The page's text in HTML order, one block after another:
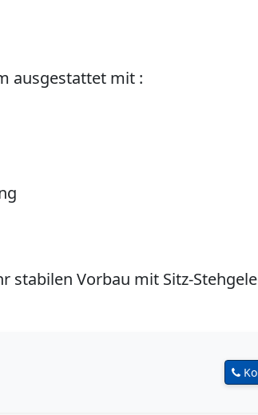
ausgestattet mit :
stabilen Vorbau mit Sitz-